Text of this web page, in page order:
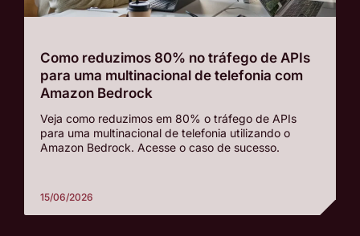
Como reduzimos 80% no tráfego de APIs
para uma multinacional de telefonia com
Amazon Bedrock
Veja como reduzimos em 80% o tráfego de APIs
para uma multinacional de telefonia utilizando o
Amazon Bedrock. Acesse o caso de sucesso.
15/06/2026